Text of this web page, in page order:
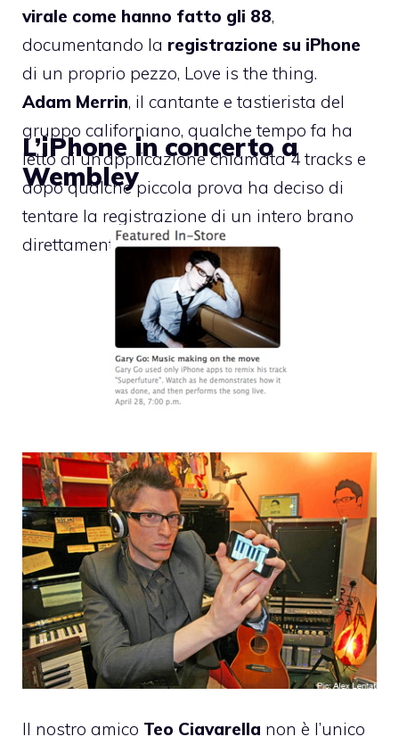
virale come hanno fatto gli 88,
documentando la registrazione su iPhone
di un proprio pezzo, Love is the thing.
Adam Merrin, il cantante e tastierista del
gruppo californiano, qualche tempo fa ha
letto di un’applicazione chiamata 4 tracks e
dopo qualche piccola prova ha deciso di
tentare la registrazione di un intero brano
direttamente su iPhone.
L’iPhone in concerto a
Wembley
Il nostro amico Teo Ciavarella non è l’unico